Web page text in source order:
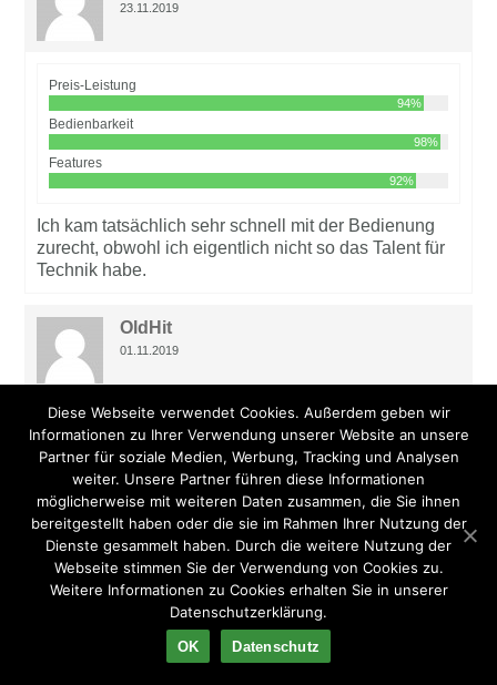
23.11.2019
Preis-Leistung
94%
Bedienbarkeit
98%
Features
92%
Ich kam tatsächlich sehr schnell mit der Bedienung
zurecht, obwohl ich eigentlich nicht so das Talent für
Technik habe.
OldHit
01.11.2019
Preis-Leistung
Bedienbarkeit
93%
Features
93%
Ein Freund von mir hat auf dieser Plattform seine
derzeitige Frau gefunden, weshalb ich mich dann nun
auch dazu bewegt haben lassen, mich hier
Diese Webseite verwendet Cookies. Außerdem geben wir
Informationen zu Ihrer Verwendung unserer Website an unsere
Partner für soziale Medien, Werbung, Tracking und Analysen
weiter. Unsere Partner führen diese Informationen
möglicherweise mit weiteren Daten zusammen, die Sie ihnen
bereitgestellt haben oder die sie im Rahmen Ihrer Nutzung der
Dienste gesammelt haben. Durch die weitere Nutzung der
Webseite stimmen Sie der Verwendung von Cookies zu.
Weitere Informationen zu Cookies erhalten Sie in unserer
Datenschutzerklärung.
OK Datenschutz